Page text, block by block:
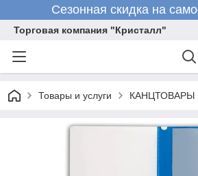
Сезонная скидка на
Торговая компания "Кристалл"
Товары и услуги КАНЦТОВАРЫ